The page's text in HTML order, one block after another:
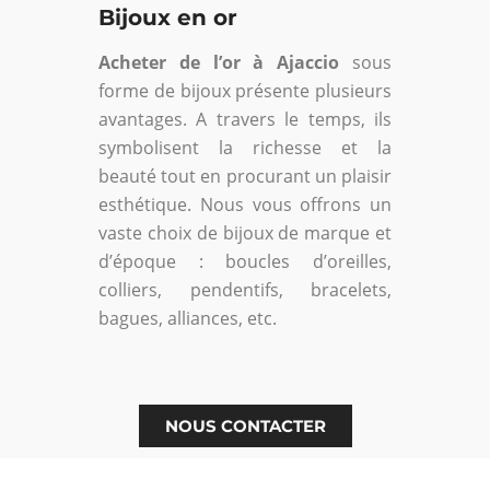
Bijoux en or
Acheter de l’or à Ajaccio sous
forme de bijoux présente plusieurs
avantages. A travers le temps, ils
symbolisent la richesse et la
beauté tout en procurant un plaisir
esthétique. Nous vous offrons un
vaste choix de bijoux de marque et
d’époque : boucles d’oreilles,
colliers, pendentifs, bracelets,
bagues, alliances, etc.
NOUS CONTACTER